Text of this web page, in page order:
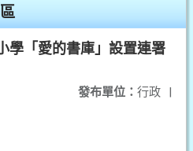
學「愛的書庫」設置連署
發布單位： 行政 |